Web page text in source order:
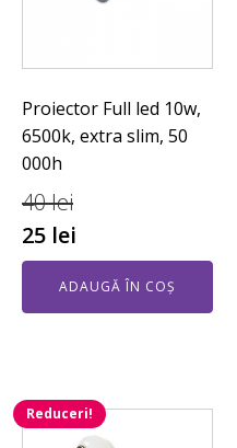
Proiector Full led 10w,
6500k, extra slim, 50
000h
40lei
25 lei
ADAUGĂ ÎN COȘ
Reduceri!